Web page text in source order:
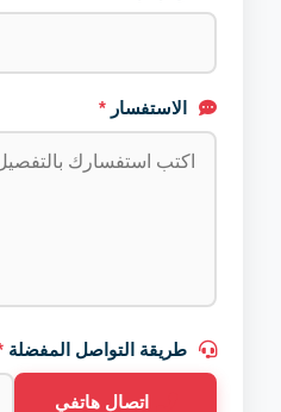
الاستفسار *
طريقة التواصل المفضلة
اتصال هاتفي